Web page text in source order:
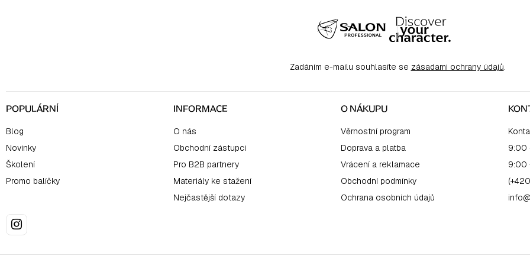
Zadáním e-mailu souhlasíte se zásadami ochrany údajů.
POPULÁRNÍ
Blog
Novinky
Školení
Promo balíčky
INFORMACE
O nás
Obchodní zástupci
Pro B2B partnery
Materiály ke stažení
Nejčastější dotazy
O NÁKUPU
Věrnostní program
Doprava a platba
Vrácení a reklamace
Obchodní podmínky
Ochrana osobních údajů
9:00
9:00